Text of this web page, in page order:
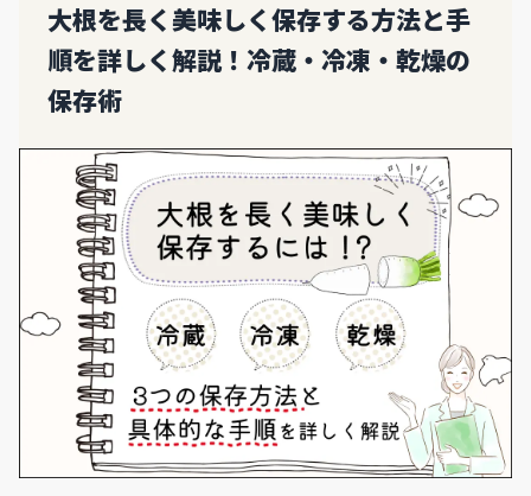
大根を長く美味しく保存する方法と手
順を詳しく解説！冷蔵・冷凍・乾燥の
保存術